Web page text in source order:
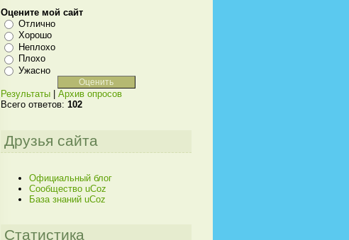
Оцените мой сайт
Отлично
Хорошо
Неплохо
Плохо
Ужасно
Результаты
Архив опросов
Всего ответов: 102
Друзья сайта
Официальный блог
Сообщество uCoz
База знаний uCoz
Статистика